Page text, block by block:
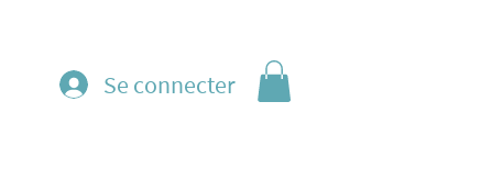
Se connecter